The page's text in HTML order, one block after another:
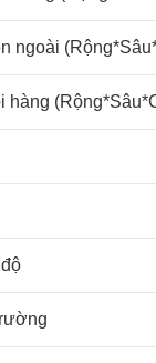
ngoài
hàng